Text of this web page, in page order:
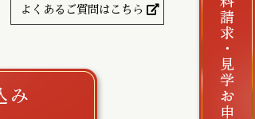
よくあるご質問はこちら